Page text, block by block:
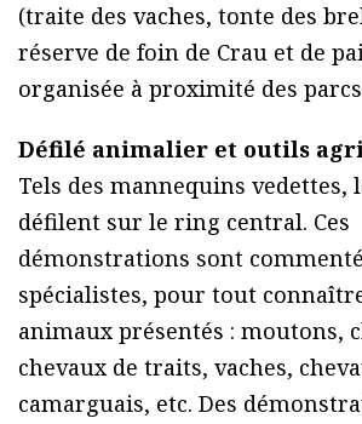
(traite des vaches, tonte des
réserve de foin de Crau et de
organisée à proximité des
Défilé animalier et outils
Tels des mannequins vedettes,
défilent sur le ring central. Ces
démonstrations sont
spécialistes, pour tout
animaux présentés : moutons,
chevaux de traits, vaches,
camarguais, etc. Des